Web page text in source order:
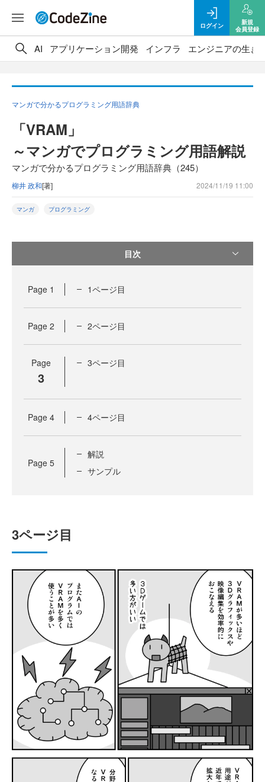
ログイン
新規
会員登録
AI アプリケーション開発 インフラ エンジニアの生き
マンガで分かるプログラミング用語辞典
「VRAM」
～マンガでプログラミング用語解説
マンガで分かるプログラミング用語辞典（245）
柳井 政和[著] 2024/11/19 11:00
マンガ プログラミング
目次
Page 1 1ページ目
Page 2 2ページ目
Page
3
3ページ目
Page 4 4ページ目
Page 5
解説
サンプル
3ページ目